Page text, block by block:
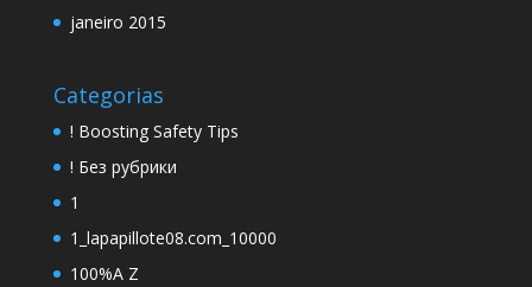
janeiro 2015
Categorias
! Boosting Safety Tips
! Без рубрики
1
1_lapapillote08.com_10000
100%A Z